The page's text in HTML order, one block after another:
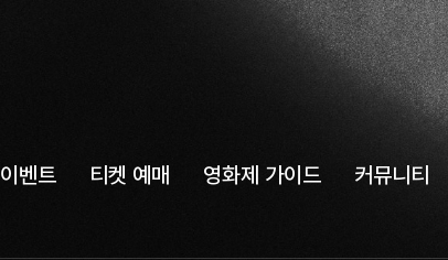
이벤트 티켓 예매 영화제 가이드 커뮤니티